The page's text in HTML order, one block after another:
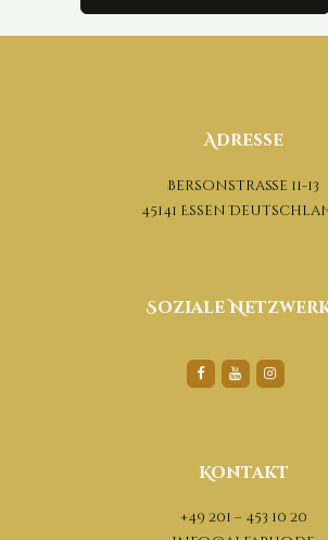
Adresse
Bersonstraße 11-13
45141 Essen
Soziale
Kontakt
+49 201 – 453 10 20